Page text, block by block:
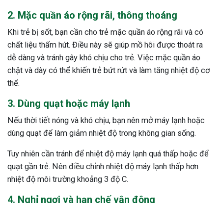
2. Mặc quần áo rộng rãi, thông thoáng
Khi trẻ bị sốt, bạn cần cho trẻ mặc quần áo rộng rãi và có
chất liệu thấm hút. Điều này sẽ giúp mồ hôi được thoát ra
dễ dàng và tránh gây khó chịu cho trẻ. Việc mặc quần áo
chật và dày có thể khiến trẻ bứt rứt và làm tăng nhiệt độ cơ
thể.
3. Dùng quạt hoặc máy lạnh
Nếu thời tiết nóng và khó chịu, bạn nên mở máy lạnh hoặc
dùng quạt để làm giảm nhiệt độ trong không gian sống.
Tuy nhiên cần tránh để nhiệt độ máy lạnh quá thấp hoặc để
quạt gần trẻ. Nên điều chỉnh nhiệt độ máy lạnh thấp hơn
nhiệt độ môi trường khoảng 3 độ C.
4. Nghỉ ngơi và hạn chế vận động